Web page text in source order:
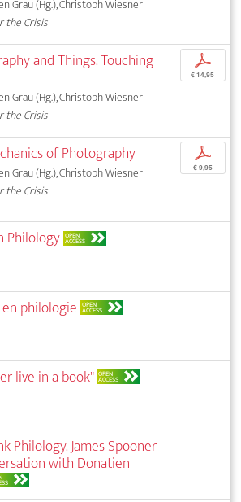
Grau (Hg.), Christoph Wiesner
the Crisis
and Things. Touching
Grau (Hg.), Christoph Wiesner
the Crisis
p
€ 14,95
of Photography
Grau (Hg.), Christoph Wiesner
the Crisis
p
€ 9,95
Philology OPEN
ACCESS
philologie OPEN
ACCESS
live in a book" OPEN
ACCESS
Philology. James Spooner
with Donatien